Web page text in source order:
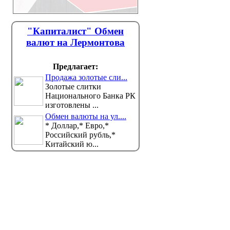
"Капиталист" Обмен
валют на Лермонтова
Предлагает:
Продажа золотые сли...
Золотые слитки
Национального Банка РК
изготовлены ...
Обмен валюты на ул....
* Доллар,* Евро,*
Российский рубль,*
Китайский ю...